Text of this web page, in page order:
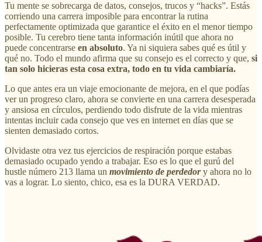
Tu mente se sobrecarga de datos, consejos, trucos y “hacks”. Estás
corriendo una carrera imposible para encontrar la rutina
perfectamente optimizada que garantice el éxito en el menor tiempo
posible. Tu cerebro tiene tanta información inútil que ahora no
puede concentrarse en absoluto. Ya ni siquiera sabes qué es útil y
qué no. Todo el mundo afirma que su consejo es el correcto y que, si
tan solo hicieras esta cosa extra, todo en tu vida cambiaría.
Lo que antes era un viaje emocionante de mejora, en el que podías
ver un progreso claro, ahora se convierte en una carrera desesperada
y ansiosa en círculos, perdiendo todo disfrute de la vida mientras
intentas incluir cada consejo que ves en internet en días que se
sienten demasiado cortos.
Olvidaste otra vez tus ejercicios de respiración porque estabas
demasiado ocupado yendo a trabajar. Eso es lo que el gurú del
hustle número 213 llama un movimiento de perdedory ahora no lo
vas a lograr. Lo siento, chico, esa es la DURA VERDAD.